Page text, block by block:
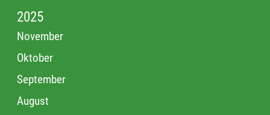
2025
November
Oktober
September
August